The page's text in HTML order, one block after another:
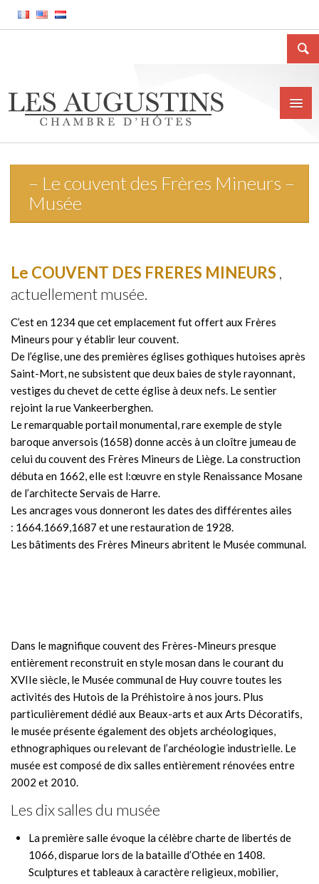
Accueil
La Chambre d’hôtes
La ville de Huy
Tarifs
Contact
– Le couvent des Frères Mineurs –
Musée
Le COUVENT DES FRERES MINEURS ,
actuellement musée.
C’est en 1234 que cet emplacement fut offert aux Frères
Mineurs pour y établir leur couvent.
De l’église, une des premières églises gothiques hutoises après
Saint-Mort, ne subsistent que deux baies de style rayonnant,
vestiges du chevet de cette église à deux nefs. Le sentier
rejoint la rue Vankeerberghen.
Le remarquable portail monumental, rare exemple de style
baroque anversois (1658) donne accès à un cloître jumeau de
celui du couvent des Frères Mineurs de Liège. La construction
débuta en 1662, elle est l:œuvre en style Renaissance Mosane
de l’architecte Servais de Harre.
Les ancrages vous donneront les dates des différentes ailes
: 1664.1669,1687 et une restauration de 1928.
Les bâtiments des Frères Mineurs abritent le Musée communal.
Dans le magnifique couvent des Frères-Mineurs presque
entièrement reconstruit en style mosan dans le courant du
XVIIe siècle, le Musée communal de Huy couvre toutes les
activités des Hutois de la Préhistoire à nos jours. Plus
particulièrement dédié aux Beaux-arts et aux Arts Décoratifs,
le musée présente également des objets archéologiques,
ethnographiques ou relevant de l’archéologie industrielle. Le
musée est composé de dix salles entièrement rénovées entre
2002 et 2010.
Les dix salles du musée
La première salle évoque la célèbre charte de libertés de
1066, disparue lors de la bataille d’Othée en 1408.
Sculptures et tableaux à caractère religieux, mobilier,